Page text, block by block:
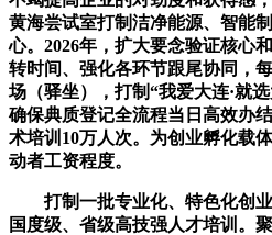
黄海尝试室打制洁净能源、智能
心。2026年，扩大要念验证核心
转时间、强化各环节跟尾协同，
场（驿坐），打制“我爱大连·就
确保典质登记全流程当日高效办
术培训10万人次。为创业孵化载
动者工资程度。
打制一批专业化、特色化创业
国度级、省级高技强人才培训。